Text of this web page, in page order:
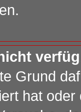
Grund
hat